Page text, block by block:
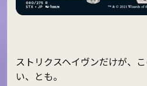
ストリクスヘイヴンだけが、
い、とも。